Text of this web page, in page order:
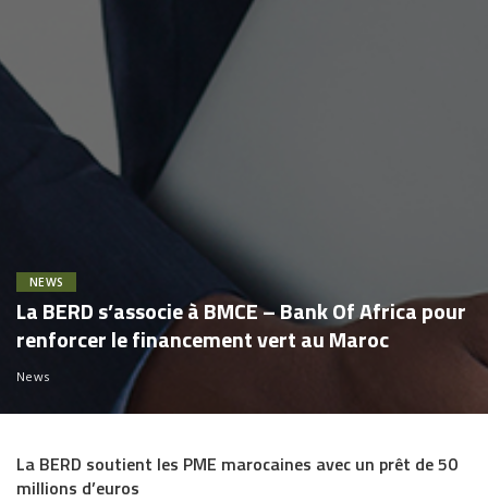
NEWS
La BERD s’associe à BMCE – Bank Of Africa pour
renforcer le financement vert au Maroc
News
La BERD soutient les PME marocaines avec un prêt de 50
millions d’euros